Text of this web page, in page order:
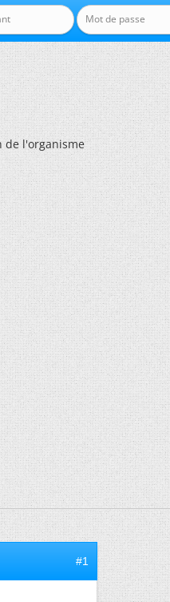
de l'organisme
#1